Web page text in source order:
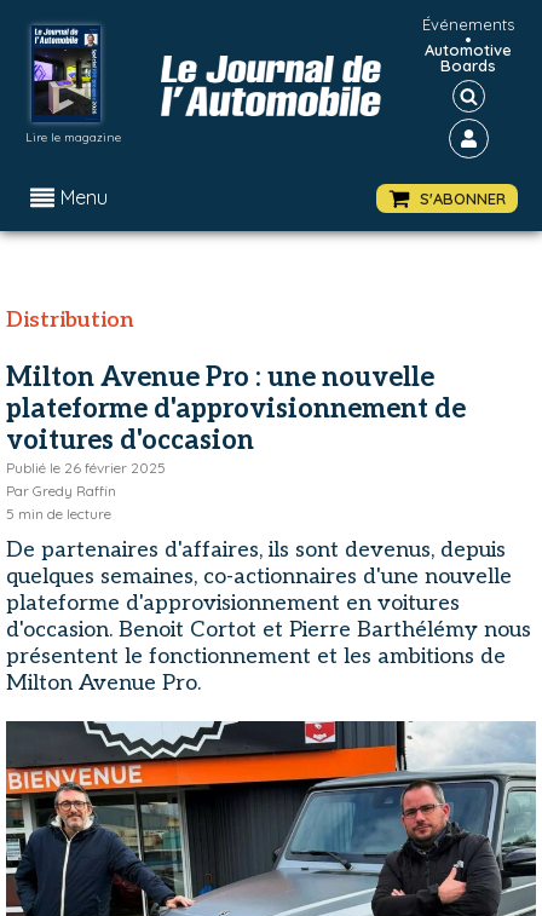
Lire le magazine
Événements
•
Automotive
Boards
Menu S'ABONNER
Distribution
Milton Avenue Pro : une nouvelle
plateforme d'approvisionnement de
voitures d'occasion
Publié le 26 février 2025
Par Gredy Raffin
5 min de lecture
De partenaires d'affaires, ils sont devenus, depuis
quelques semaines, co-actionnaires d'une nouvelle
plateforme d'approvisionnement en voitures
d'occasion. Benoit Cortot et Pierre Barthélémy nous
présentent le fonctionnement et les ambitions de
Milton Avenue Pro.